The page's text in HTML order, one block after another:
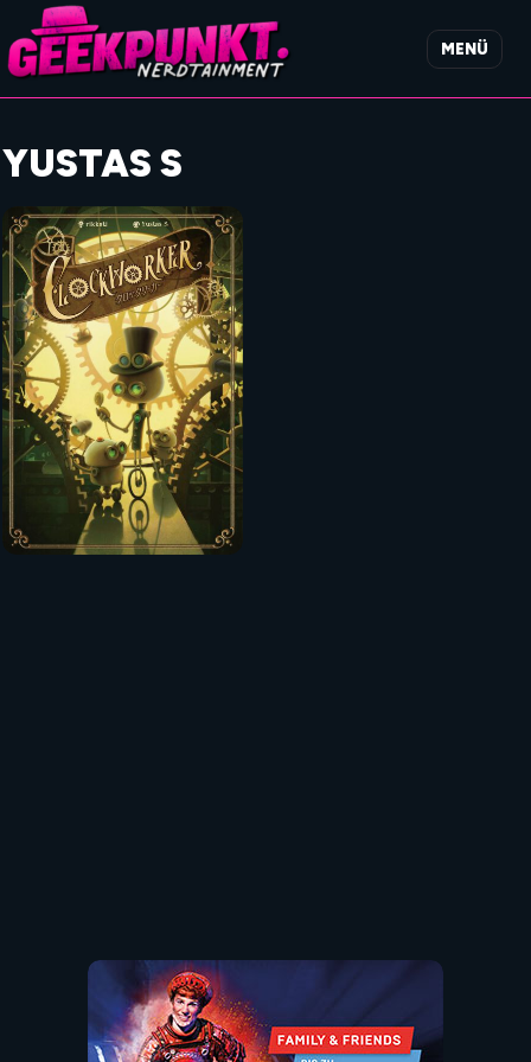
MENÜ
YUSTAS S